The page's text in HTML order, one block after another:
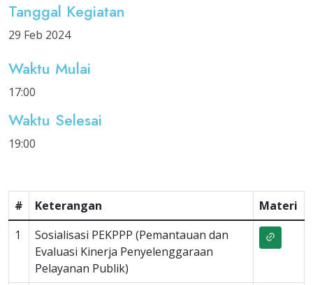
Tanggal Kegiatan
29 Feb 2024
Waktu Mulai
17:00
Waktu Selesai
19:00
# Keterangan
Materi
1
Sosialisasi PEKPPP (Pemantauan dan
Evaluasi Kinerja Penyelenggaraan
Pelayanan Publik)